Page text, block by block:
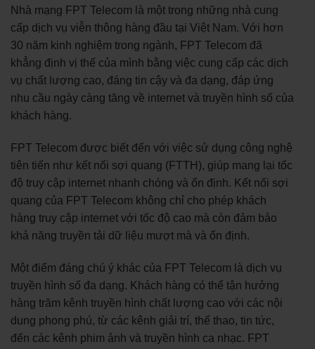
Nhà mạng FPT Telecom là một trong những nhà cung
cấp dịch vụ viễn thông hàng đầu tại Việt Nam. Với hơn
30 năm kinh nghiệm trong ngành, FPT Telecom đã
khẳng định vị thế của mình bằng việc cung cấp các dịch
vụ chất lượng cao, đáng tin cậy và đa dạng, đáp ứng
nhu cầu ngày càng tăng về internet và truyền hình số của
khách hàng.
FPT Telecom được biết đến với việc sử dụng công nghệ
tiên tiến như kết nối sợi quang (FTTH), giúp mang lại tốc
độ truy cập internet nhanh chóng và ổn định. Kết nối sợi
quang của FPT Telecom không chỉ cho phép khách
hàng truy cập internet với tốc độ cao mà còn đảm bảo
khả năng truyền tải dữ liệu mượt mà và ổn định.
Một điểm đáng chú ý khác của FPT Telecom là dịch vụ
truyền hình số đa dạng. Khách hàng có thể tận hưởng
hàng trăm kênh truyền hình chất lượng cao với các nội
dung phong phú, từ các kênh giải trí, thể thao, tin tức,
đến các kênh phim ảnh và truyền hình ca nhạc. FPT